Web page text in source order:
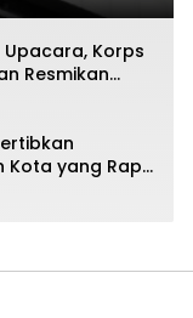
Upacara, Korps
Resmikan
Kota yang Rapi